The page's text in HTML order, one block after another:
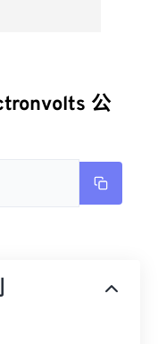
公